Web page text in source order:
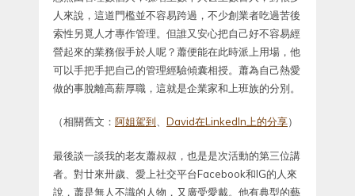
人來說，這道門檻並不容易跨過，不少創業者吃過苦後
索性另覓人才專作管理。但誰又安心把自己好不容易經
營起來的業務假手於人呢？蕭便能在此時派上用場，他
可以手把手把自己的管理經驗傾囊相授。蕭為自己熱愛
做的事脫離高薪厚職，這就是企業家和上班族的分別。
（相關舊文： 阿姐駕到 David在LinkedIn上的分享）
最後談一談我的老友蕭叔叔，也是是次活動的第三位講
者。對廿來卅歲、愛上社交平台Facebook和IG的人來
說，蕭是無人不識的人物，又廣受愛戴。他有典型的藝